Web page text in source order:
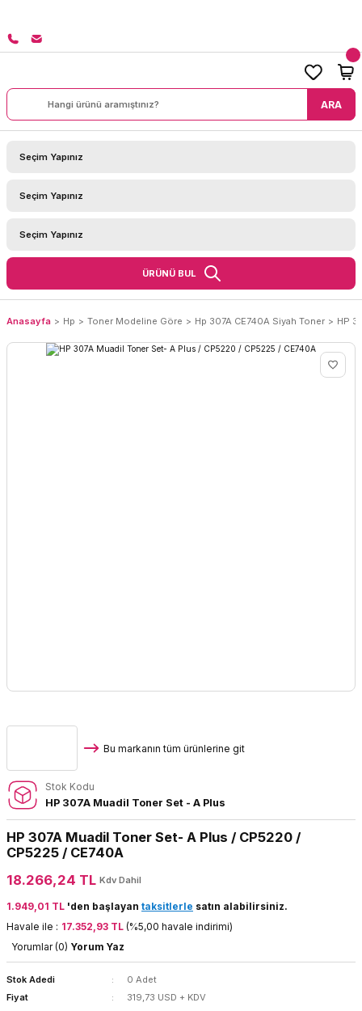
ARA
ÜRÜNÜ BUL
Anasayfa Hp Toner Modeline Göre Hp 307A CE740A Siyah Toner HP
Bu markanın tüm ürünlerine git
Stok Kodu
HP 307A Muadil Toner Set - A Plus
HP 307A Muadil Toner Set- A Plus / CP5220 /
CP5225 / CE740A
18.266,24 TL Kdv Dahil
1.949,01 TL 'den başlayan taksitlerle satın alabilirsiniz.
Havale ile : 17.352,93 TL (%5,00 havale indirimi)
Yorumlar (0) Yorum Yaz
Stok Adedi
0 Adet
Fiyat
319,73 USD + KDV